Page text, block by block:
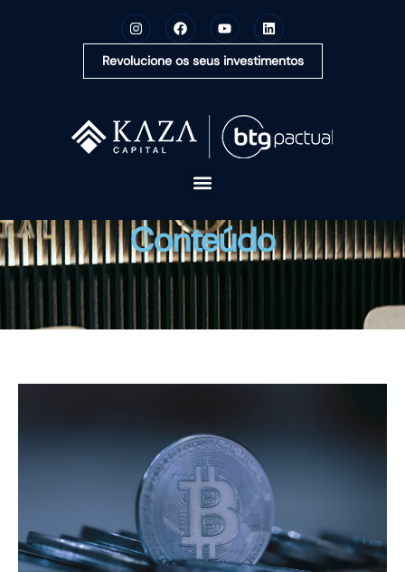
Revolucione os seus investimentos
A KAZA CAPITAL
SOLUÇÕES
MONTE SUA CARTEIRA
CONTEÚDOS
Conteúdo